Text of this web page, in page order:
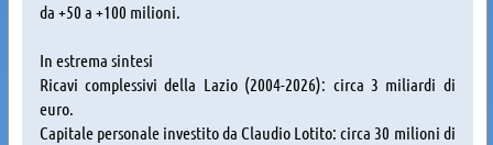
da +50 a +100 milioni.
In estrema sintesi
Ricavi complessivi della Lazio (2004-2026): circa 3 miliardi di
euro.
Capitale personale investito da Claudio Lotito: circa 30 milioni di